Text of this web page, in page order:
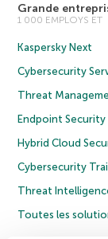
Grande
1 000 EMPLOYS ET
Kaspersky Next
Cybersecurity
Threat
Endpoint Security
Hybrid Cloud
Cybersecurity
Threat
Toutes les